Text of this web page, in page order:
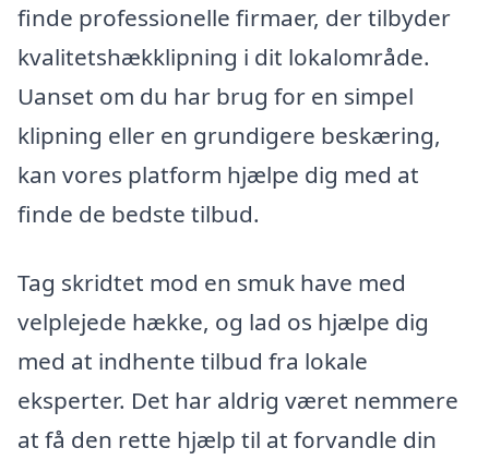
finde professionelle firmaer, der tilbyder
kvalitetshækklipning i dit lokalområde.
Uanset om du har brug for en simpel
klipning eller en grundigere beskæring,
kan vores platform hjælpe dig med at
finde de bedste tilbud.
Tag skridtet mod en smuk have med
velplejede hække, og lad os hjælpe dig
med at indhente tilbud fra lokale
eksperter. Det har aldrig været nemmere
at få den rette hjælp til at forvandle din